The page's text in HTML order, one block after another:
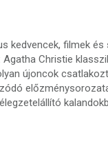
kedvencek, filmek
Agatha Christie
újoncok